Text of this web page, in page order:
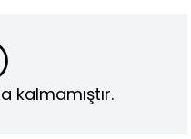
kalmamıştır.